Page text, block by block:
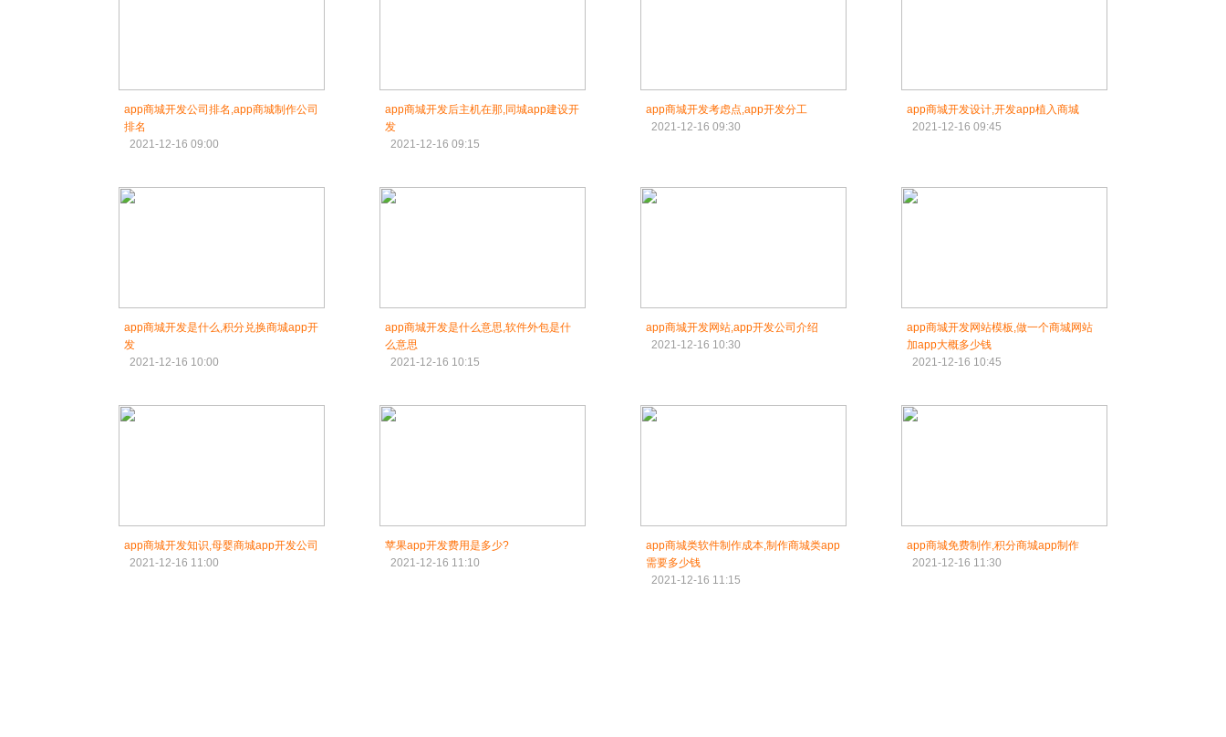
app商城开发公司排名,app商城制作公司
排名
2021-12-16 09:00
app商城开发后主机在那,同城app建设开
发
2021-12-16 09:15
app商城开发考虑点,app开发分工
2021-12-16 09:30
app商城开发设计,开发app植入商城
2021-12-16 09:45
app商城开发是什么,积分兑换商城app开
发
2021-12-16 10:00
app商城开发是什么意思,软件外包是什
么意思
2021-12-16 10:15
app商城开发网站,app开发公司介绍
2021-12-16 10:30
app商城开发网站模板,做一个商城网站
加app大概多少钱
2021-12-16 10:45
app商城开发知识,母婴商城app开发公司
2021-12-16 11:00
苹果app开发费用是多少?
2021-12-16 11:10
app商城类软件制作成本,制作商城类app
需要多少钱
2021-12-16 11:15
app商城免费制作,积分商城app制作
2021-12-16 11:30